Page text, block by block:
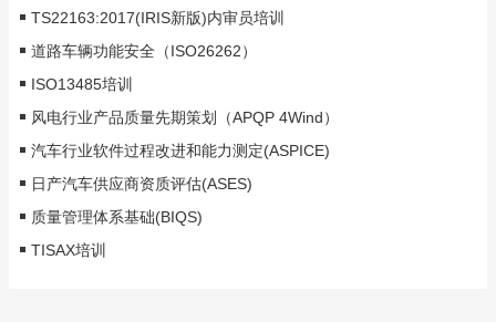
TS22163:2017(IRIS新版)内审员培训
道路车辆功能安全（ISO26262）
ISO13485培训
风电行业产品质量先期策划（APQP 4Wind）
汽车行业软件过程改进和能力测定(ASPICE)
日产汽车供应商资质评估(ASES)
质量管理体系基础(BIQS)
TISAX培训